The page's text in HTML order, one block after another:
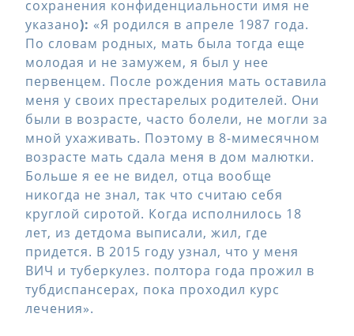
сохранения конфиденциальности имя не
указано): «Я родился в апреле 1987 года.
По словам родных, мать была тогда еще
молодая и не замужем, я был у нее
первенцем. После рождения мать оставила
меня у своих престарелых родителей. Они
были в возрасте, часто болели, не могли за
мной ухаживать. Поэтому в 8-мимесячном
возрасте мать сдала меня в дом малютки.
Больше я ее не видел, отца вообще
никогда не знал, так что считаю себя
круглой сиротой. Когда исполнилось 18
лет, из детдома выписали, жил, где
придется. В 2015 году узнал, что у меня
ВИЧ и туберкулез. полтора года прожил в
тубдиспансерах, пока проходил курс
лечения».